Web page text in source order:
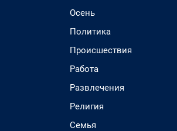
Осень
Политика
Происшествия
Работа
Развлечения
Религия
Семья